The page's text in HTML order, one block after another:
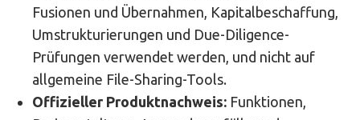
Fusionen und Übernahmen, Kapitalbeschaffung,
Umstrukturierungen und Due-Diligence-
Prüfungen verwendet werden, und nicht auf
allgemeine File-Sharing-Tools.
Offizieller Produktnachweis: Funktionen,